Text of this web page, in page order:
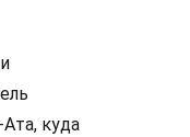
куда